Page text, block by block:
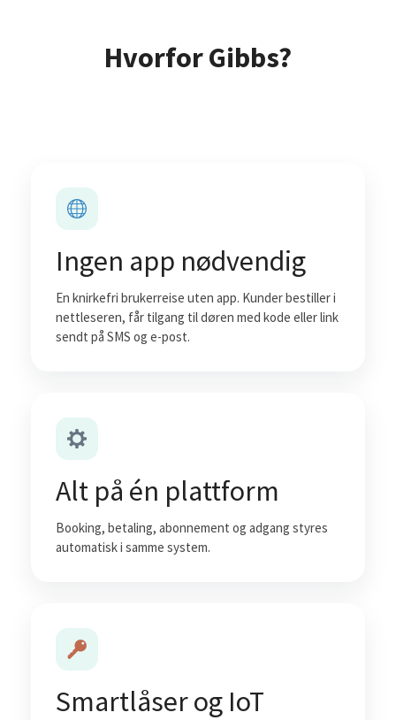
Hvorfor Gibbs?
Ingen app nødvendig
En knirkefri brukerreise uten app. Kunder bestiller i
nettleseren, får tilgang til døren med kode eller link
sendt på SMS og e-post.
Alt på én plattform
Booking, betaling, abonnement og adgang styres
automatisk i samme system.
Smartlåser og IoT